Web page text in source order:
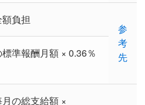
負担
参
考
先
準報酬月額 × 0.36％
の総支給額 ×